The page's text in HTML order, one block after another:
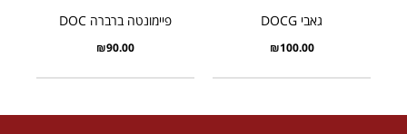
גאבי DOCG
₪100.00
פיימונטה ברברה DOC
₪90.00